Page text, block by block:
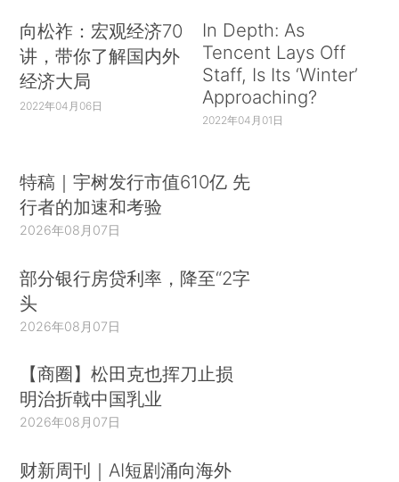
向松祚：宏观经济70
讲，带你了解国内外
经济大局
2022年04月06日
In Depth: As
Tencent Lays Off
Staff, Is Its ‘Winter’
Approaching?
2022年04月01日
特稿｜宇树发行市值610亿 先
行者的加速和考验
2026年08月07日
部分银行房贷利率，降至“2字
头
2026年08月07日
【商圈】松田克也挥刀止损
明治折戟中国乳业
2026年08月07日
财新周刊｜AI短剧涌向海外